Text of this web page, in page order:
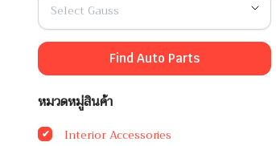
Select Gauss
Find Auto Parts
หมวดหมู่สินค้า
Interior Accessories